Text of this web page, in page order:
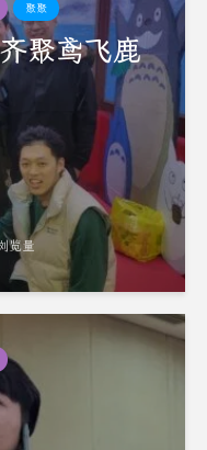
聚聚
聚鸢飞鹿
览量